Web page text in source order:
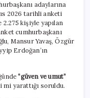
İşte
son
anket
için
adaylarına
2026 tarihli anketi
kişiyle yapılan
cumhurbaşkanı
Mansur Yavaş, Özgür
Erdoğan’ın
“güven ve umut”
mi yarattığı soruldu.